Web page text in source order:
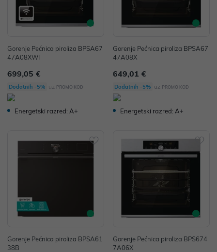
Gorenje Pećnica piroliza BPSA67
47A08XWI
699,05 €
Dodatnih -5% uz PROMO KOD
Energetski razred: A+
Gorenje Pećnica piroliza BPSA67
47A08X
649,01 €
Dodatnih -5% uz PROMO KOD
Energetski razred: A+
Gorenje Pećnica piroliza BPSA61
38B
Gorenje Pećnica piroliza BPS674
7A06X